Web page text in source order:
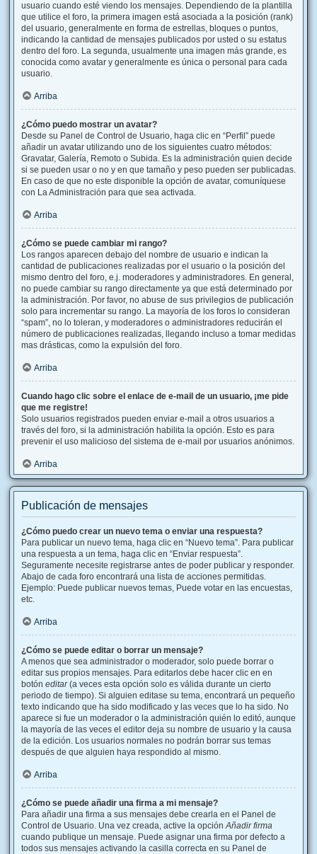
usuario cuando esté viendo los mensajes. Dependiendo de la plantilla
que utilice el foro, la primera imagen está asociada a la posición (rank)
del usuario, generalmente en forma de estrellas, bloques o puntos,
indicando la cantidad de mensajes publicados por usted o su estatus
dentro del foro. La segunda, usualmente una imagen más grande, es
conocida como avatar y generalmente es única o personal para cada
usuario.
Arriba
¿Cómo puedo mostrar un avatar?
Desde su Panel de Control de Usuario, haga clic en “Perfil” puede
añadir un avatar utilizando uno de los siguientes cuatro métodos:
Gravatar, Galería, Remoto o Subida. Es la administración quien decide
si se pueden usar o no y en que tamaño y peso pueden ser publicadas.
En caso de que no este disponible la opción de avatar, comuníquese
con La Administración para que sea activada.
Arriba
¿Cómo se puede cambiar mi rango?
Los rangos aparecen debajo del nombre de usuario e indican la
cantidad de publicaciones realizadas por el usuario o la posición del
mismo dentro del foro, e.j. moderadores y administradores. En general,
no puede cambiar su rango directamente ya que está determinado por
la administración. Por favor, no abuse de sus privilegios de publicación
solo para incrementar su rango. La mayoría de los foros lo consideran
“spam”, no lo toleran, y moderadores o administradores reducirán el
número de publicaciones realizadas, llegando incluso a tomar medidas
mas drásticas, como la expulsión del foro.
Arriba
Cuando hago clic sobre el enlace de e-mail de un usuario, ¡me pide
que me registre!
Solo usuarios registrados pueden enviar e-mail a otros usuarios a
través del foro, si la administración habilita la opción. Esto es para
prevenir el uso malicioso del sistema de e-mail por usuarios anónimos.
Arriba
Publicación de mensajes
¿Cómo puedo crear un nuevo tema o enviar una respuesta?
Para publicar un nuevo tema, haga clic en “Nuevo tema”. Para publicar
una respuesta a un tema, haga clic en “Enviar respuesta”.
Seguramente necesite registrarse antes de poder publicar y responder.
Abajo de cada foro encontrará una lista de acciones permitidas.
Ejemplo: Puede publicar nuevos temas, Puede votar en las encuestas,
etc.
Arriba
¿Cómo se puede editar o borrar un mensaje?
A menos que sea administrador o moderador, solo puede borrar o
editar sus propios mensajes. Para editarlos debe hacer clic en en
botón editar(a veces esta opción solo es válida durante un cierto
periodo de tiempo). Si alguien editase su tema, encontrará un pequeño
texto indicando que ha sido modificado y las veces que lo ha sido. No
aparece si fue un moderador o la administración quién lo editó, aunque
la mayoría de las veces el editor deja su nombre de usuario y la causa
de la edición. Los usuarios normales no podrán borrar sus temas
después de que alguien haya respondido al mismo.
Arriba
¿Cómo se puede añadir una firma a mi mensaje?
Para añadir una firma a sus mensajes debe crearla en el Panel de
Control de Usuario. Una vez creada, active la opciónAñadir firma
cuando publique un mensaje. Puede asignar una firma por defecto a
todos sus mensajes activando la casilla correcta en su Panel de